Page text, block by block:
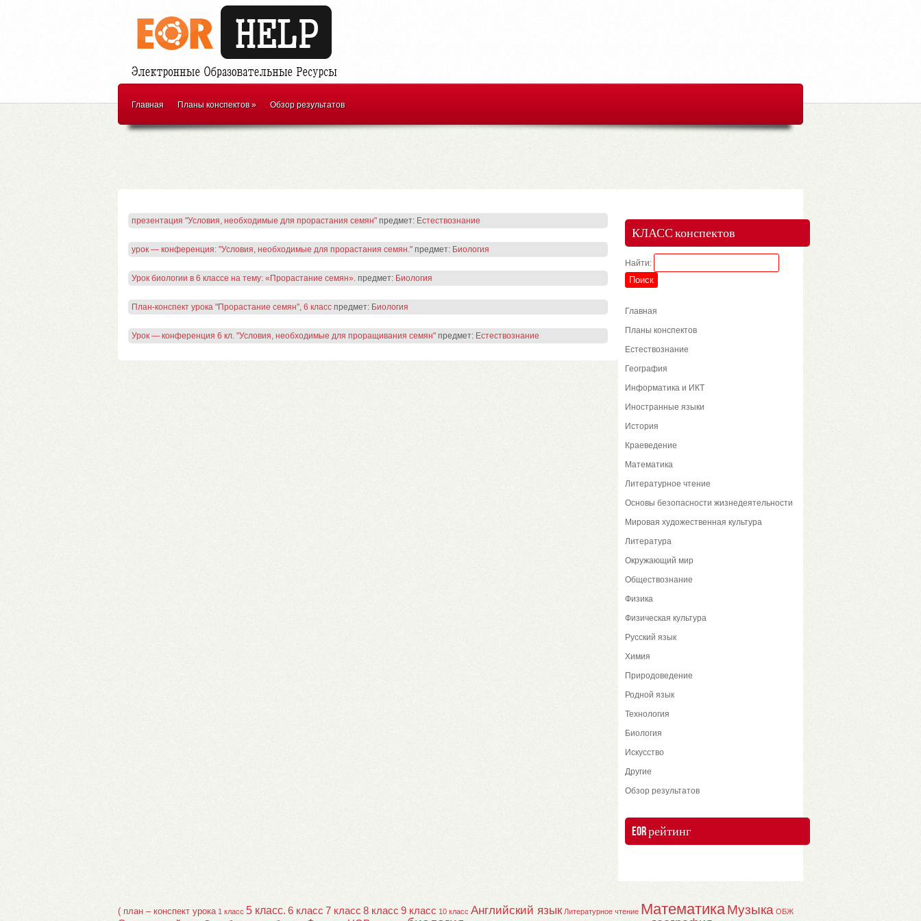
Главная Планы конспектов» Обзор результатов
презентация "Условия, необходимые для прорастания семян" предмет: Естествознание
урок — конференция: "Условия, необходимые для прорастания семян." предмет: Биология
Урок биологии в 6 классе на тему: «Прорастание семян». предмет: Биология
План-конспект урока "Прорастание семян", 6 класс предмет: Биология
Урок — конференция 6 кл. "Условия, необходимые для проращивания семян" предмет: Естествознание
КЛАСС конспектов
Найти:
Главная
Планы конспектов
Естествознание
География
Информатика и ИКТ
Иностранные языки
История
Краеведение
Математика
Литературное чтение
Основы безопасности жизнедеятельности
Мировая художественная культура
Литература
Окружающий мир
Обществознание
Физика
Физическая культура
Русский язык
Химия
Природоведение
Родной язык
Технология
Биология
Искусство
Другие
Обзор результатов
EOR рейтинг
( план – конспект урока 1 класс 5 класс. 6 класс 7 класс 8 класс 9 класс 10 класс Английский язык Литературное чтение МатематикаМузыка ОБЖ